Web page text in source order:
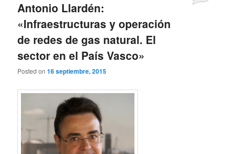
Antonio Llardén:
«Infraestructuras y operación
de redes de gas natural. El
sector en el País Vasco»
Posted on16 septiembre, 2015